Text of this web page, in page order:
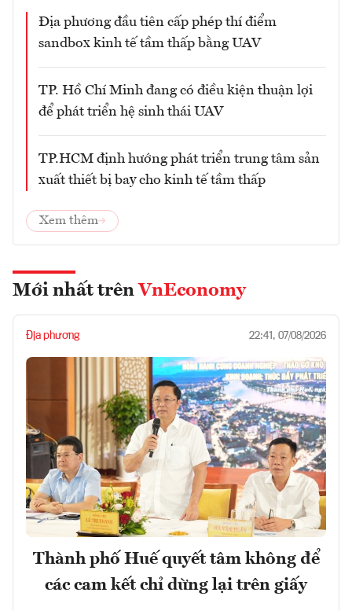
Địa phương đầu tiên cấp phép thí điểm
sandbox kinh tế tầm thấp bằng UAV
TP. Hồ Chí Minh đang có điều kiện thuận lợi
để phát triển hệ sinh thái UAV
TP.HCM định hướng phát triển trung tâm sản
xuất thiết bị bay cho kinh tế tầm thấp
Xem thêm
Mới nhất trên VnEconomy
Địa phương 22:41, 07/08/2026
Thành phố Huế quyết tâm không để
các cam kết chỉ dừng lại trên giấy